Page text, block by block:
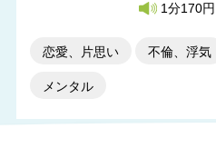
1分170円
恋愛、片思い 不倫、浮気
メンタル